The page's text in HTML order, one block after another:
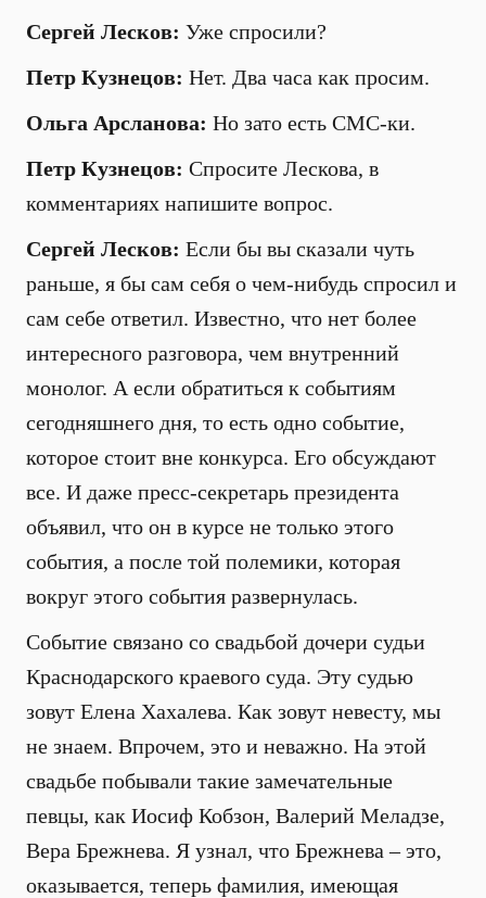
Сергей Лесков: Уже спросили?
Петр Кузнецов: Нет. Два часа как просим.
Ольга Арсланова: Но зато есть СМС-ки.
Петр Кузнецов: Спросите Лескова, в
комментариях напишите вопрос.
Сергей Лесков: Если бы вы сказали чуть
раньше, я бы сам себя о чем-нибудь спросил и
сам себе ответил. Известно, что нет более
интересного разговора, чем внутренний
монолог. А если обратиться к событиям
сегодняшнего дня, то есть одно событие,
которое стоит вне конкурса. Его обсуждают
все. И даже пресс-секретарь президента
объявил, что он в курсе не только этого
события, а после той полемики, которая
вокруг этого события развернулась.
Событие связано со свадьбой дочери судьи
Краснодарского краевого суда. Эту судью
зовут Елена Хахалева. Как зовут невесту, мы
не знаем. Впрочем, это и неважно. На этой
свадьбе побывали такие замечательные
певцы, как Иосиф Кобзон, Валерий Меладзе,
Вера Брежнева. Я узнал, что Брежнева – это,
оказывается, теперь фамилия, имеющая